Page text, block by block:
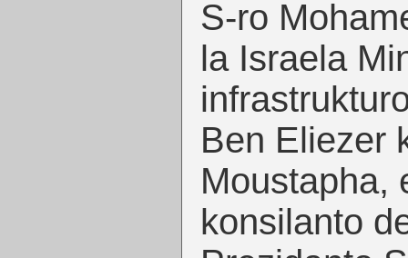
S-ro
la Israela
Ben Eliezer
Moustapha,
konsilanto